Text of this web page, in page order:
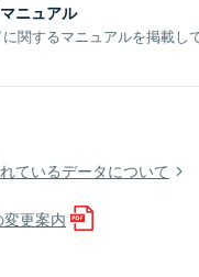
ニュアル
関するマニュアルを掲載し
ているデータについて
更案内